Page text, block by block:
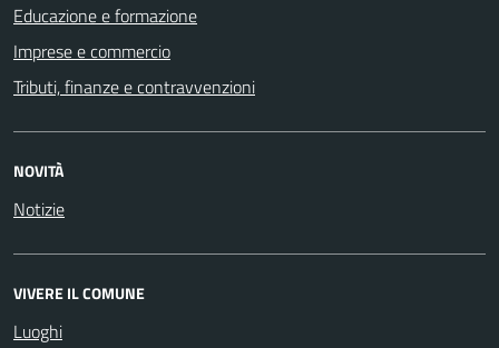
Educazione e formazione
Imprese e commercio
Tributi, finanze e contravvenzioni
NOVITÀ
Notizie
VIVERE IL COMUNE
Luoghi